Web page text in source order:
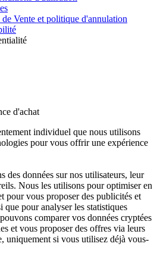
Vente et politique d'annulation
d'achat
individuel que nous utilisons
pour vous offrir une expérience
des données sur nos utilisateurs, leur
Nous les utilisons pour optimiser en
pour vous proposer des publicités et
que pour analyser les statistiques
comparer vos données cryptées
et vous proposer des offres via leurs
uniquement si vous utilisez déjà vous-